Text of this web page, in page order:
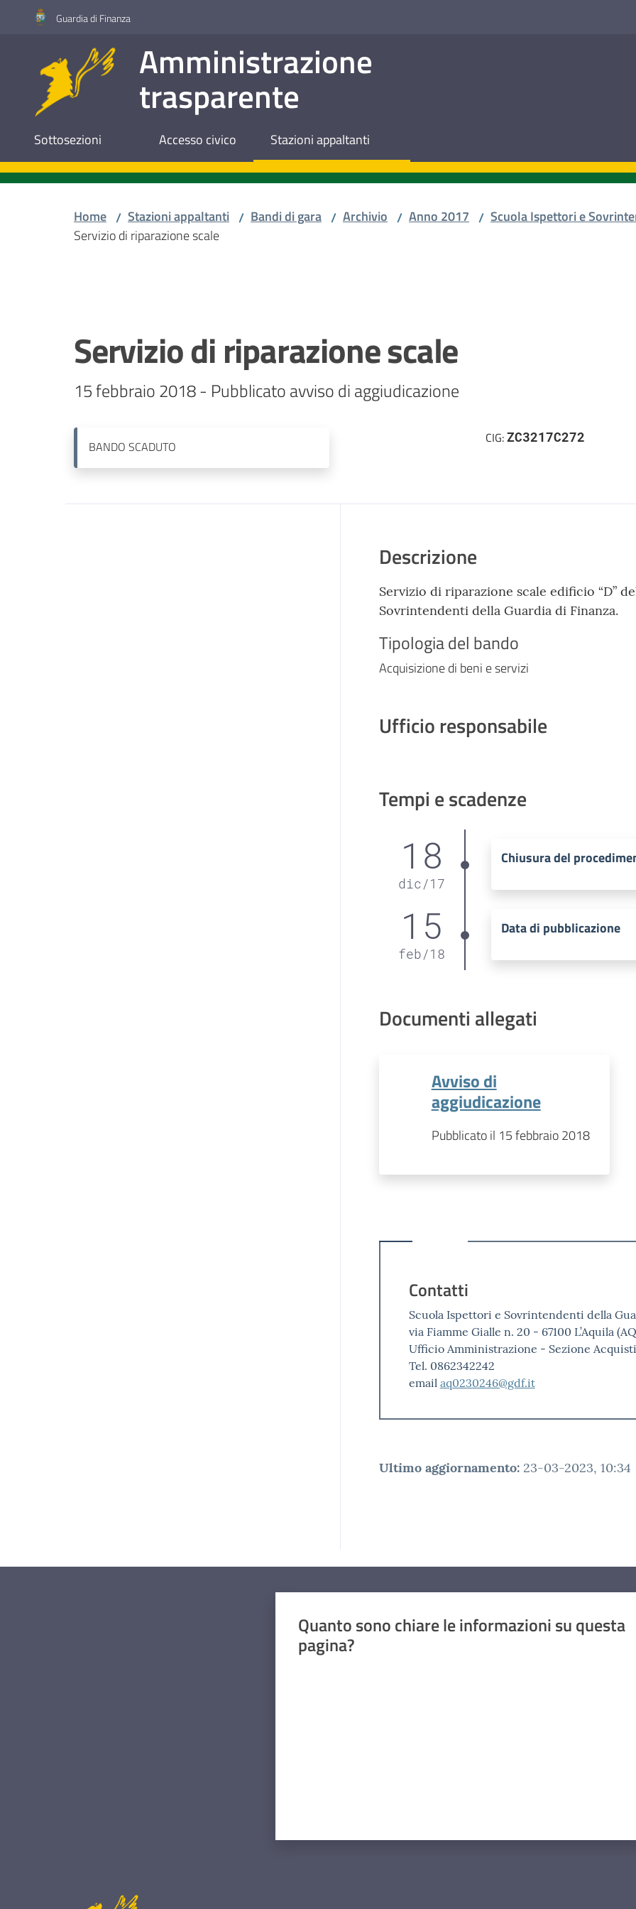
Vai al contenuto
Vai alla navigazione
Vai al footerGuardia di Finanza
Amministrazione
trasparente
Sottosezioni Accesso civico Stazioni appaltanti
Home / Stazioni appaltanti / Bandi di gara / Archivio / Anno 2017 / Scuola Ispettori e
Servizio di riparazione scale
Servizio di riparazione scale
15 febbraio 2018 - Pubblicato avviso di aggiudicazione
BANDO SCADUTO
CIG:ZC3217C272
Descrizione
Servizio di riparazione scale edificio “D”
Sovrintendenti della Guardia di Finanza.
Tipologia del bando
Acquisizione di beni e servizi
Ufficio responsabile
Tempi e scadenze
18
dic/17
Chiusura del
15
feb/18
Data di pubblicazione
Documenti allegati
Avviso di
aggiudicazione
Pubblicato il 15 febbraio 2018
Contatti
Scuola Ispettori e Sovrintendenti della
via Fiamme Gialle n. 20 - 67100 L’Aquila
Ufficio Amministrazione - Sezione Acquisti
Tel. 0862342242
email aq0230246@gdf.it
Ultimo aggiornamento: 23-03-2023, 10:34
Quanto sono chiare le informazioni su questa
pagina?